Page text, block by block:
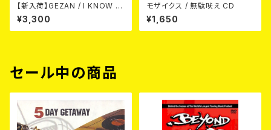
【新入荷】GEZAN / I KNOW H
OW NOW (CD)
¥3,300
モザイクス / 無駄吠え CD
¥1,650
セール中の商品